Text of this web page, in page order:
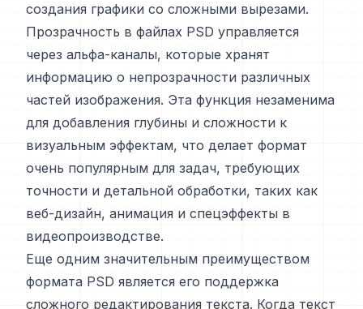
создания графики со сложными вырезами.
Прозрачность в файлах PSD управляется
через альфа-каналы, которые хранят
информацию о непрозрачности различных
частей изображения. Эта функция незаменима
для добавления глубины и сложности к
визуальным эффектам, что делает формат
очень популярным для задач, требующих
точности и детальной обработки, таких как
веб-дизайн, анимация и спецэффекты в
видеопроизводстве.
Еще одним значительным преимуществом
формата PSD является его поддержка
сложного редактирования текста. Когда текст